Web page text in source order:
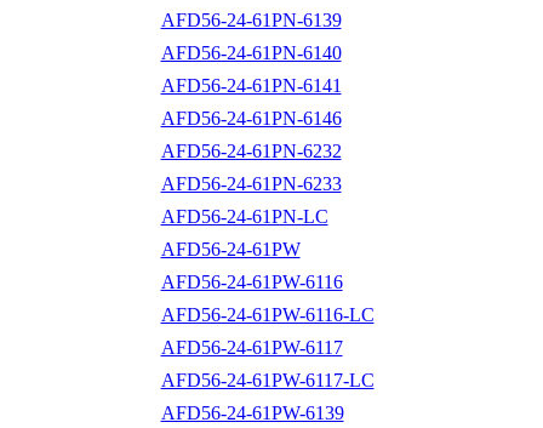
AFD56-24-61PN-6139
AFD56-24-61PN-6140
AFD56-24-61PN-6141
AFD56-24-61PN-6146
AFD56-24-61PN-6232
AFD56-24-61PN-6233
AFD56-24-61PN-LC
AFD56-24-61PW
AFD56-24-61PW-6116
AFD56-24-61PW-6116-LC
AFD56-24-61PW-6117
AFD56-24-61PW-6117-LC
AFD56-24-61PW-6139